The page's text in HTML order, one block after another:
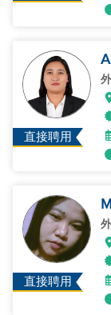
直接聘用
直接聘用